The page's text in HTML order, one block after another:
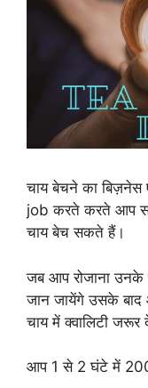
चाय बेचने का बिज़नेस
job करते करते आप
चाय बेच सकते हैं।
जब आप रोजाना
जान जायेंगे उसके
चाय में क्वालिटी जरूर
आप 1 से 2 घंटे में